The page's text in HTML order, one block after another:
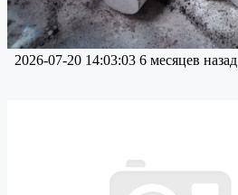
2026-07-20 14:03:03 6 месяцев назад